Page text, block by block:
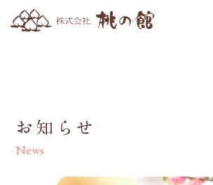
お知らせ
News